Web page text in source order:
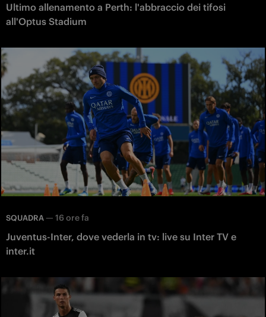
Ultimo allenamento a Perth: l'abbraccio dei tifosi
all'Optus Stadium
SQUADRA — 16 ore fa
Juventus-Inter, dove vederla in tv: live su Inter TV e
inter.it